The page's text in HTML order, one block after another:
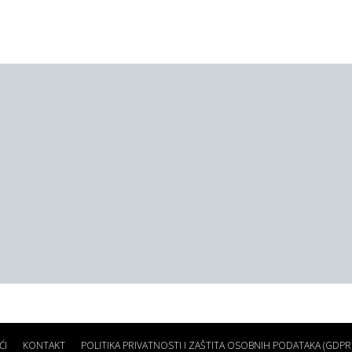
KONTAKT POLITIKA PRIVATNOSTI I ZAŠTITA OSOBNIH PODATAKA